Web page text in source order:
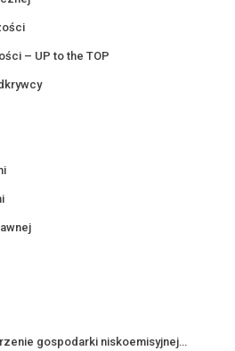
– UP to the TOP
gospodarki niskoemisyjnej…